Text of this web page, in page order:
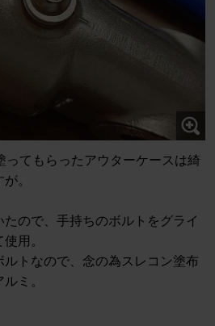
ってもらったアウターケースは綺
。
たので、手持ちのボルトをグライ
用。
トなので、念の為スレコン塗布
ミ。